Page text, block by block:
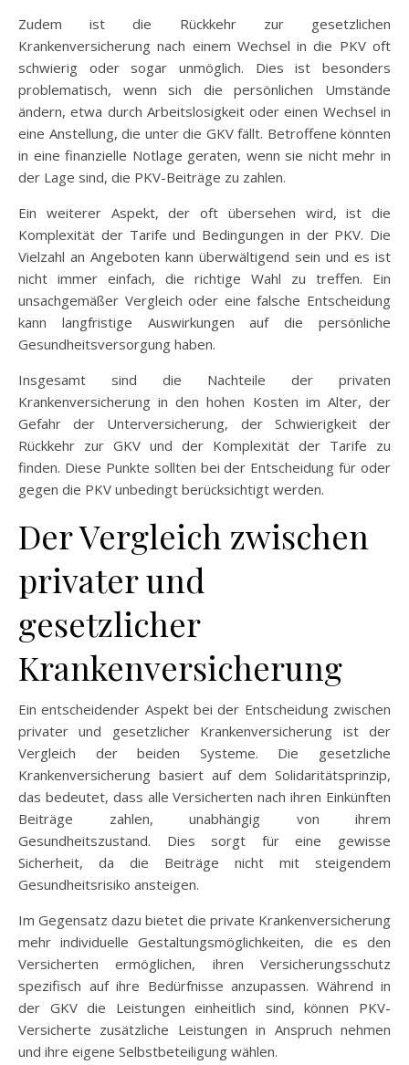
Zudem ist die Rückkehr zur gesetzlichen
Krankenversicherung nach einem Wechsel in die PKV oft
schwierig oder sogar unmöglich. Dies ist besonders
problematisch, wenn sich die persönlichen Umstände
ändern, etwa durch Arbeitslosigkeit oder einen Wechsel in
eine Anstellung, die unter die GKV fällt. Betroffene könnten
in eine finanzielle Notlage geraten, wenn sie nicht mehr in
der Lage sind, die PKV-Beiträge zu zahlen.
Ein weiterer Aspekt, der oft übersehen wird, ist die
Komplexität der Tarife und Bedingungen in der PKV. Die
Vielzahl an Angeboten kann überwältigend sein und es ist
nicht immer einfach, die richtige Wahl zu treffen. Ein
unsachgemäßer Vergleich oder eine falsche Entscheidung
kann langfristige Auswirkungen auf die persönliche
Gesundheitsversorgung haben.
Insgesamt sind die Nachteile der privaten
Krankenversicherung in den hohen Kosten im Alter, der
Gefahr der Unterversicherung, der Schwierigkeit der
Rückkehr zur GKV und der Komplexität der Tarife zu
finden. Diese Punkte sollten bei der Entscheidung für oder
gegen die PKV unbedingt berücksichtigt werden.
Der Vergleich zwischen
privater und
gesetzlicher
Krankenversicherung
Ein entscheidender Aspekt bei der Entscheidung zwischen
privater und gesetzlicher Krankenversicherung ist der
Vergleich der beiden Systeme. Die gesetzliche
Krankenversicherung basiert auf dem Solidaritätsprinzip,
das bedeutet, dass alle Versicherten nach ihren Einkünften
Beiträge zahlen, unabhängig von ihrem
Gesundheitszustand. Dies sorgt für eine gewisse
Sicherheit, da die Beiträge nicht mit steigendem
Gesundheitsrisiko ansteigen.
Im Gegensatz dazu bietet die private Krankenversicherung
mehr individuelle Gestaltungsmöglichkeiten, die es den
Versicherten ermöglichen, ihren Versicherungsschutz
spezifisch auf ihre Bedürfnisse anzupassen. Während in
der GKV die Leistungen einheitlich sind, können PKV-
Versicherte zusätzliche Leistungen in Anspruch nehmen
und ihre eigene Selbstbeteiligung wählen.